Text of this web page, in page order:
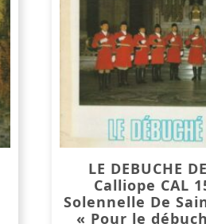
LE DEBUCHE
Calliope CAL
Solennelle De
« Pour le